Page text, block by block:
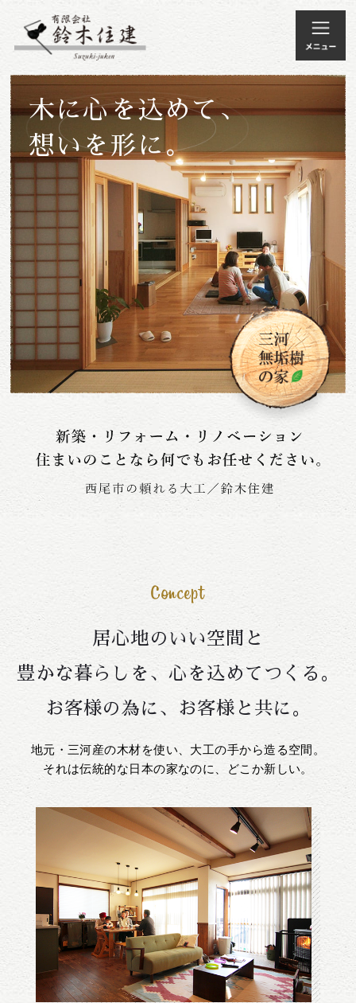
木に心を込めて、
想いを形に。
居心地のいい空間と
豊かな暮らしを、心を込めてつくる。
お客様の為に、お客様と共に。
地元・三河産の木材を使い、大工の手から造る空間。
それは伝統的な日本の家なのに、どこか新しい。